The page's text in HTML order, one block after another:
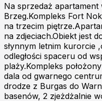
Na sprzedaż apartament
Brzeg.Kompleks Fort
na trzecim
na zdjeciach.Obiekt jest
słynnym letnim kurorcie
odległości spaceru od
plaży.Kompleks
dala od gwarnego
drodze z Burgas do
basenów, 2 zjeżdżalnie